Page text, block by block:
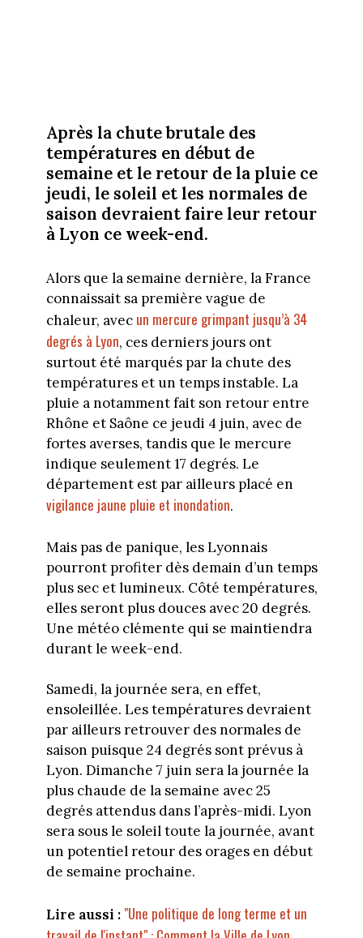
Après la chute brutale des
températures en début de
semaine et le retour de la pluie ce
jeudi, le soleil et les normales de
saison devraient faire leur retour
à Lyon ce week-end.
Alors que la semaine dernière, la France
connaissait sa première vague de
chaleur, avec un mercure grimpant jusqu’à 34
degrés à Lyon, ces derniers jours ont
surtout été marqués par la chute des
températures et un temps instable. La
pluie a notamment fait son retour entre
Rhône et Saône ce jeudi 4 juin, avec de
fortes averses, tandis que le mercure
indique seulement 17 degrés. Le
département est par ailleurs placé en
vigilance jaune pluie et inondation.
Mais pas de panique, les Lyonnais
pourront profiter dès demain d’un temps
plus sec et lumineux. Côté températures,
elles seront plus douces avec 20 degrés.
Une météo clémente qui se maintiendra
durant le week-end.
Samedi, la journée sera, en effet,
ensoleillée. Les températures devraient
par ailleurs retrouver des normales de
saison puisque 24 degrés sont prévus à
Lyon. Dimanche 7 juin sera la journée la
plus chaude de la semaine avec 25
degrés attendus dans l’après-midi. Lyon
sera sous le soleil toute la journée, avant
un potentiel retour des orages en début
de semaine prochaine.
Lire aussi : "Une politique de long terme et un